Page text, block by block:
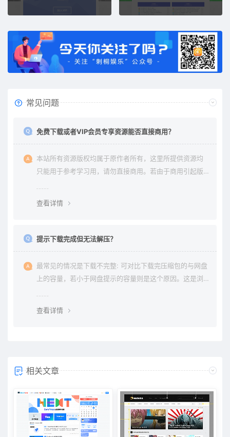
常见问题
免费下载或者VIP会员专享资源能否直接商用？
本站所有资源版权均属于原作者所有，这里所提供资源均
只能用于参考学习用，请勿直接商用。若由于商用引起版
查看详情
提示下载完成但无法解压？
最常见的情况是下载不完整: 可对比下载完压缩包的与网盘
上的容量，若小于网盘提示的容量则是这个原因。这是浏
查看详情
相关文章